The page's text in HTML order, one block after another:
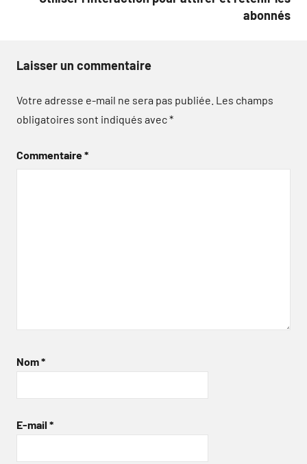
abonnés
Laisser un commentaire
Votre adresse e-mail ne sera pas publiée. Les champs
obligatoires sont indiqués avec*
Commentaire*
Nom*
E-mail *